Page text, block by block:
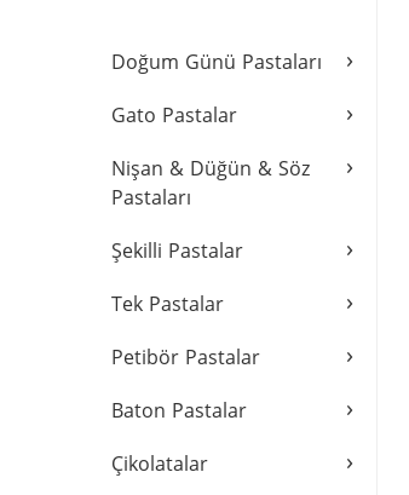
›
Doğum Günü Pastaları
›
Gato Pastalar
›
Nişan & Düğün & Söz
Pastaları
›
Şekilli Pastalar
›
Tek Pastalar
›
Petibör Pastalar
›
Baton Pastalar
›
Çikolatalar